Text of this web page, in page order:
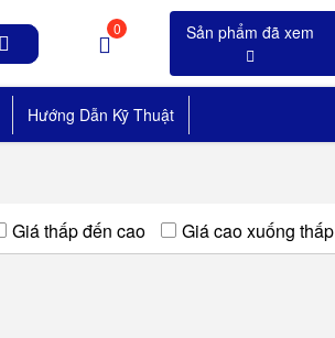
0
Hướng Dẫn Kỹ Thuật
Giá thấp đến cao Giá cao xuống thấp